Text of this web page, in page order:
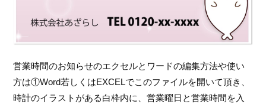
営業時間のお知らせのエクセルとワードの編集方法や使い
方は①Word若しくはEXCELでこのファイルを開いて頂き、
時計のイラストがある白枠内に、営業曜日と営業時間を入